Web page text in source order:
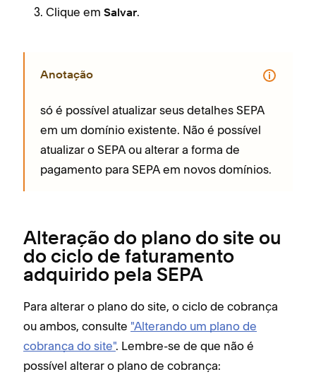
Clique em Salvar.
Anotação
só é possível atualizar seus detalhes SEPA
em um domínio existente. Não é possível
atualizar o SEPA ou alterar a forma de
pagamento para SEPA em novos domínios.
Alteração do plano do site ou
do ciclo de faturamento
adquirido pela SEPA
Para alterar o plano do site, o ciclo de cobrança
ou ambos, consulte "Alterando um plano de
cobrança do site". Lembre-se de que não é
possível alterar o plano de cobrança: